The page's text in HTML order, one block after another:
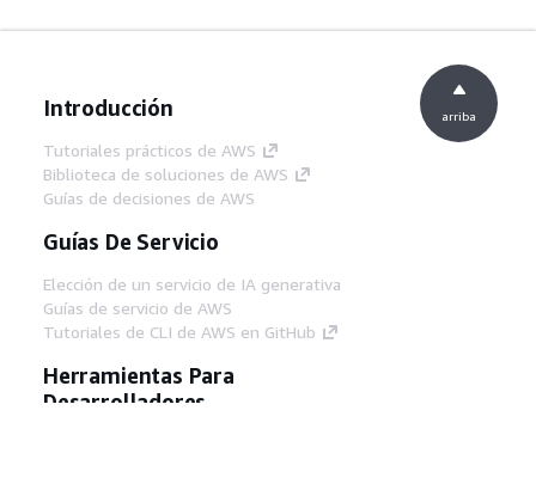
Introducción
Tutoriales prácticos de AWS
Biblioteca de soluciones de AWS
Guías de decisiones de AWS
Guías De Servicio
Elección de un servicio de IA generativa
Guías de servicio de AWS
Tutoriales de CLI de AWS en GitHub
Herramientas Para
Desarrolladores
arriba